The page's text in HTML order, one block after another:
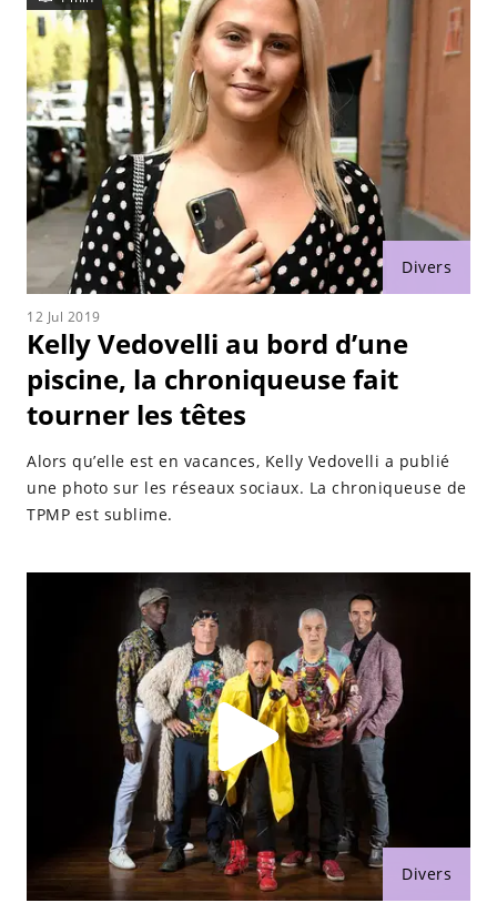
Divers
12 Jul 2019
Kelly Vedovelli au bord d’une
piscine, la chroniqueuse fait
tourner les têtes
Alors qu’elle est en vacances, Kelly Vedovelli a publié
une photo sur les réseaux sociaux. La chroniqueuse de
TPMP est sublime.
Divers